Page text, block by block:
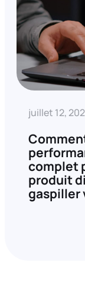
juillet 12,
complet
produit
gaspiller